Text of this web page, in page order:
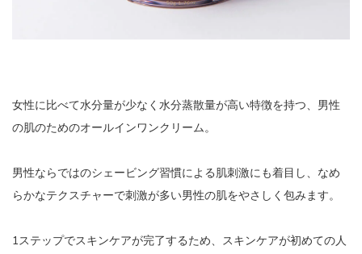
女性に比べて水分量が少なく水分蒸散量が高い特徴を持つ、男性
の肌のためのオールインワンクリーム。
男性ならではのシェービング習慣による肌刺激にも着目し、なめ
らかなテクスチャーで刺激が多い男性の肌をやさしく包みます。
1ステップでスキンケアが完了するため、スキンケアが初めての人